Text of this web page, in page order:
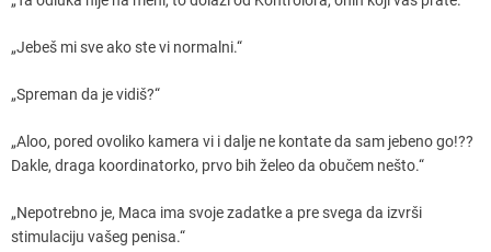
„Jebeš mi sve ako ste vi normalni.“
„Spreman da je vidiš?“
„Aloo, pored ovoliko kamera vi i dalje ne kontate da sam jebeno go!??
Dakle, draga koordinatorko, prvo bih želeo da obučem nešto.“
„Nepotrebno je, Maca ima svoje zadatke a pre svega da izvrši
stimulaciju vašeg penisa.“